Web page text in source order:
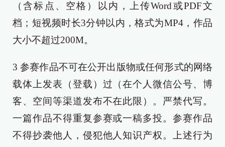
（含标点、空格）以内，上传Word或PDF文
档；短视频时长3分钟以内，格式为MP4，作品
大小不超过200M。
3 参赛作品不可在公开出版物或任何形式的网络
载体上发表（登载）过（在个人微信公号、博
客、空间等渠道发布不在此限）。严禁代写。
一篇作品不得重复参赛或一稿多投。参赛作品
不得抄袭他人，侵犯他人知识产权。上述行为